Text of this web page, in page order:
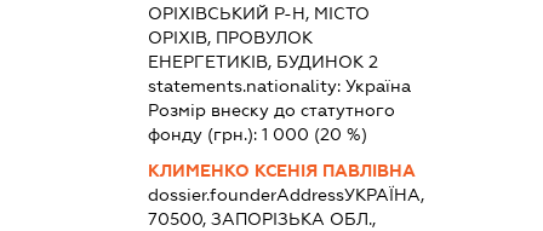
ОРІХІВСЬКИЙ Р-Н, МІСТО
ОРІХІВ, ПРОВУЛОК
ЕНЕРГЕТИКІВ, БУДИНОК 2
statements.nationality: Україна
Розмір внеску до статутного
фонду (грн.): 1 000 (20 %)
КЛИМЕНКО КСЕНІЯ ПАВЛІВНА
dossier.founderAddressУКРАЇНА,
70500, ЗАПОРІЗЬКА ОБЛ.,